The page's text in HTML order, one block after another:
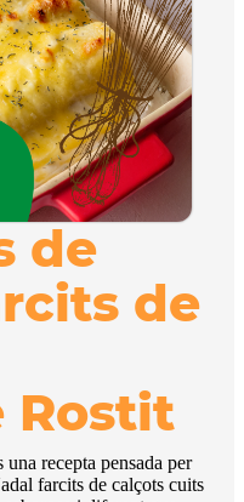
de
de
Rostit
recepta pensada per
farcits de calçots cuits